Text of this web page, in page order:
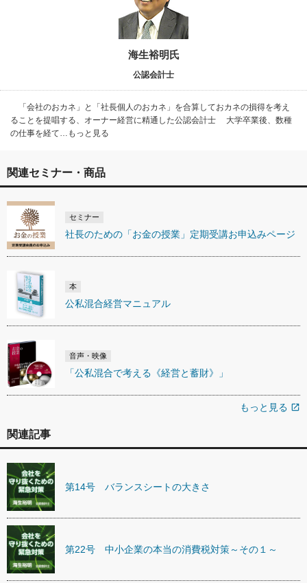
海生裕明氏
公認会計士
「会社のおカネ」と「社長個人のおカネ」を合算しておカネの損得を考え
ることを提唱する、オーナー経営に精通した公認会計士 大学卒業後、数種
の仕事を経て…もっと見る
関連セミナー・商品
セミナー
社長のための「お金の授業」定期受講お申込みページ
本
公私混合経営マニュアル
音声・映像
「公私混合で考える《経営と蓄財》」
もっと見る open_in_new
関連記事
第14号 バランスシートの大きさ
第22号 中小企業の本当の消費税対策～その１～